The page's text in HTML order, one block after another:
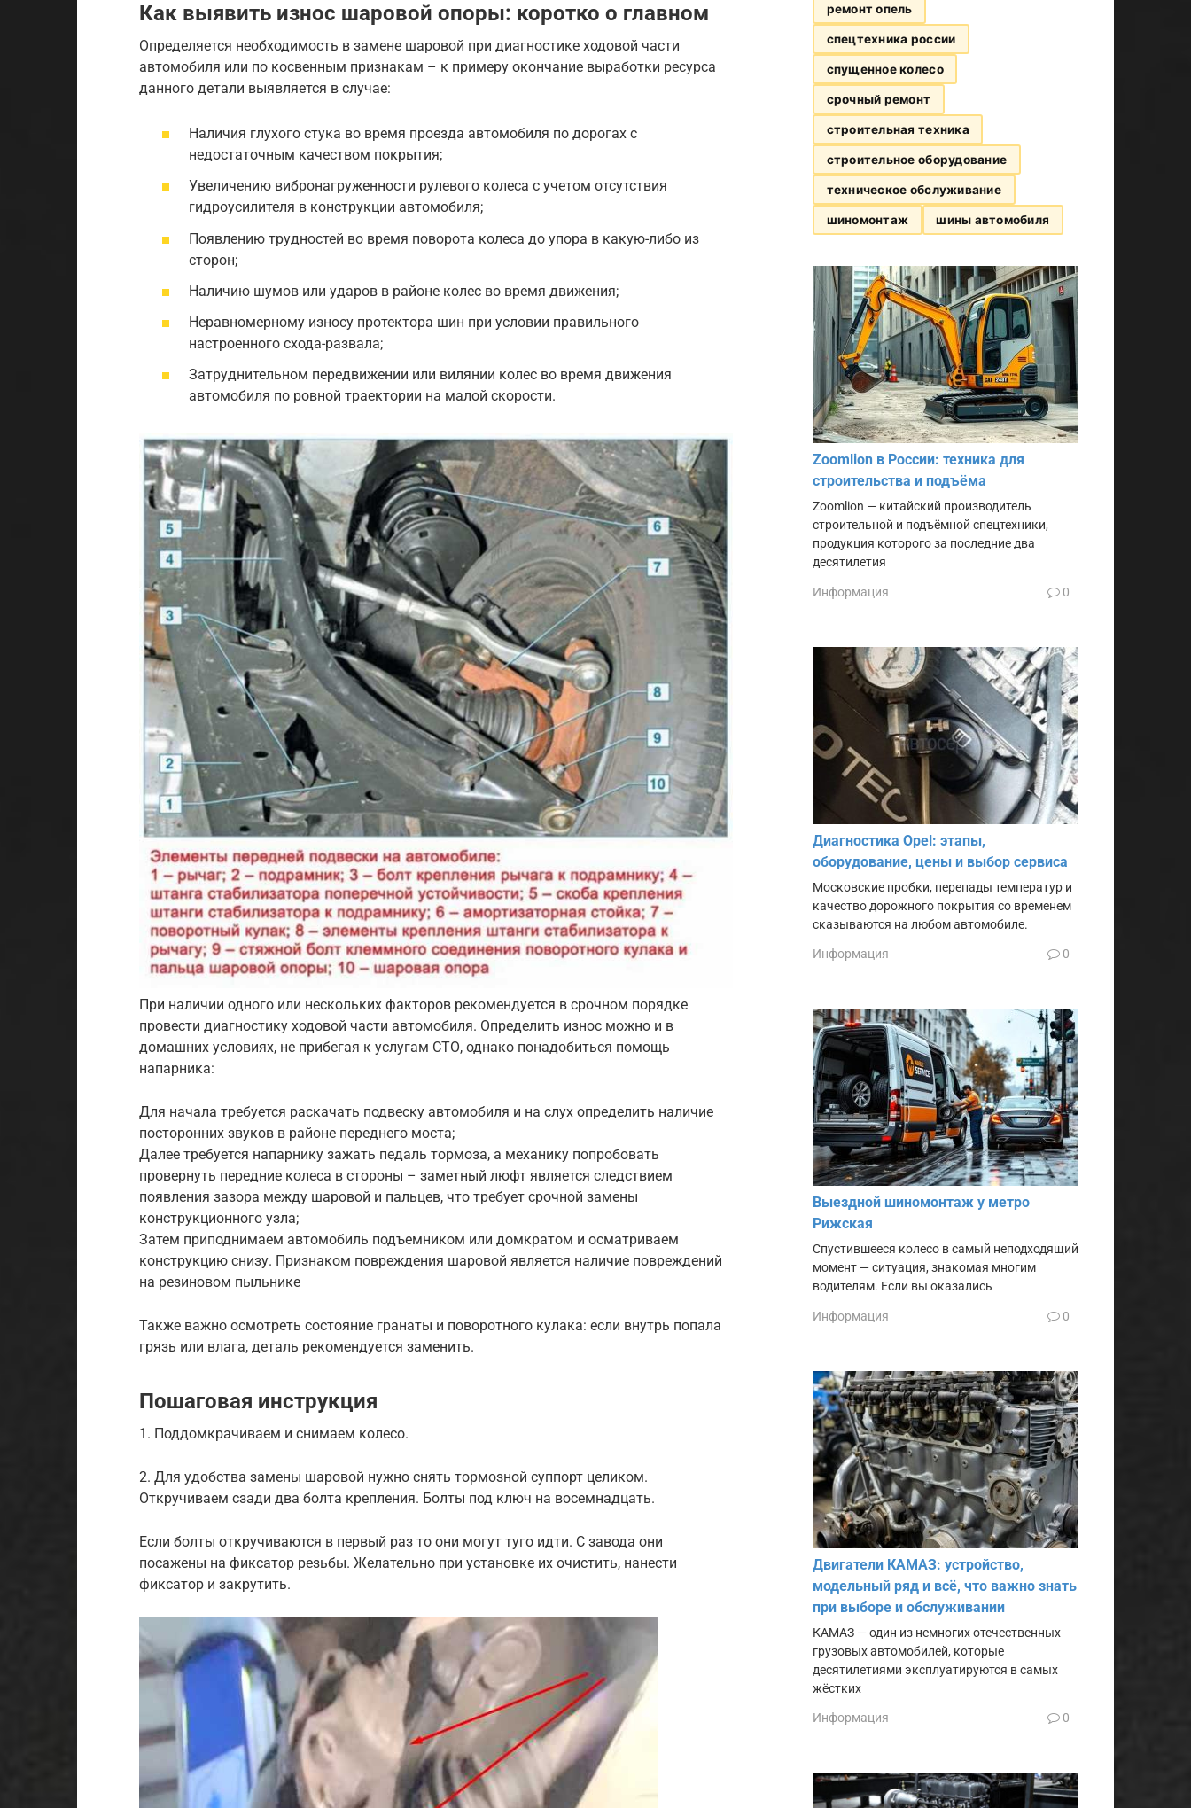
Как выявить износ шаровой опоры: коротко о главном
Определяется необходимость в замене шаровой при диагностике ходовой части
автомобиля или по косвенным признакам – к примеру окончание выработки ресурса
данного детали выявляется в случае:
Наличия глухого стука во время проезда автомобиля по дорогах с
недостаточным качеством покрытия;
Увеличению вибронагруженности рулевого колеса с учетом отсутствия
гидроусилителя в конструкции автомобиля;
Появлению трудностей во время поворота колеса до упора в какую-либо из
сторон;
Наличию шумов или ударов в районе колес во время движения;
Неравномерному износу протектора шин при условии правильного
настроенного схода-развала;
Затруднительном передвижении или вилянии колес во время движения
автомобиля по ровной траектории на малой скорости.
При наличии одного или нескольких факторов рекомендуется в срочном порядке
провести диагностику ходовой части автомобиля. Определить износ можно и в
домашних условиях, не прибегая к услугам СТО, однако понадобиться помощь
напарника:
Для начала требуется раскачать подвеску автомобиля и на слух определить наличие
посторонних звуков в районе переднего моста;
Далее требуется напарнику зажать педаль тормоза, а механику попробовать
провернуть передние колеса в стороны – заметный люфт является следствием
появления зазора между шаровой и пальцев, что требует срочной замены
конструкционного узла;
Затем приподнимаем автомобиль подъемником или домкратом и осматриваем
конструкцию снизу. Признаком повреждения шаровой является наличие повреждений
на резиновом пыльнике
Также важно осмотреть состояние гранаты и поворотного кулака: если внутрь попала
грязь или влага, деталь рекомендуется заменить.
Пошаговая инструкция
1. Поддомкрачиваем и снимаем колесо.
2. Для удобства замены шаровой нужно снять тормозной суппорт целиком.
Откручиваем сзади два болта крепления. Болты под ключ на восемнадцать.
Если болты откручиваются в первый раз то они могут туго идти. С завода они
посажены на фиксатор резьбы. Желательно при установке их очистить, нанести
фиксатор и закрутить.
ремонт опель
спецтехника россии
спущенное колесо
срочный ремонт
строительная техника
строительное оборудование
техническое обслуживание
шиномонтаж шины автомобиля
Zoomlion в России: техника для
строительства и подъёма
Zoomlion — китайский производитель
строительной и подъёмной спецтехники,
продукция которого за последние два
десятилетия
Информация 0
Диагностика Opel: этапы,
оборудование, цены и выбор сервиса
Московские пробки, перепады температур и
качество дорожного покрытия со временем
сказываются на любом автомобиле.
Информация 0
Выездной шиномонтаж у метро
Рижская
Спустившееся колесо в самый неподходящий
момент — ситуация, знакомая многим
водителям. Если вы оказались
Информация 0
Двигатели КАМАЗ: устройство,
модельный ряд и всё, что важно знать
при выборе и обслуживании
КАМАЗ — один из немногих отечественных
грузовых автомобилей, которые
десятилетиями эксплуатируются в самых
жёстких
Информация 0